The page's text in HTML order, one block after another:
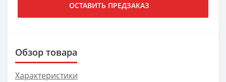
ОСТАВИТЬ ПРЕДЗАКАЗ
Обзор товара
Характеристики